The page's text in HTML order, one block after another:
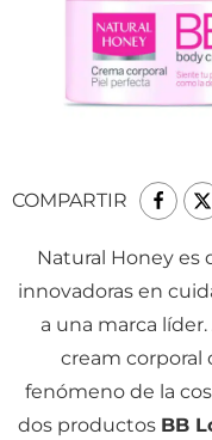
COMPARTIR
Natural Honey es
innovadoras en
a una marca
cream corporal
fenómeno de la
dos productos BB